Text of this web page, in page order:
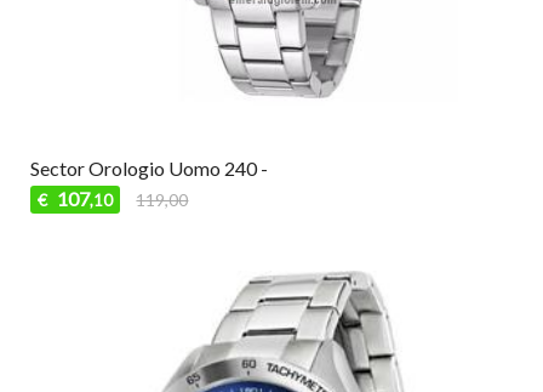
Sector Orologio Uomo 240 -
€ 107,10 119,00